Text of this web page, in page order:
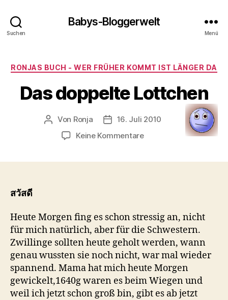
Suchen
Babys-Bloggerwelt
Menü
Kategorien
RONJAS BUCH - WER FRÜHER KOMMT IST LÄNGER DA
Das doppelte Lottchen
Beitragsautor
Von Ronja Veröffentlichungsdatum
16. Juli 2010
Keine Kommentarezu
สวัสดี
Heute Morgen fing es schon stressig an, nicht
für mich natürlich, aber für die Schwestern.
Zwillinge sollten heute geholt werden, wann
genau wussten sie noch nicht, war mal wieder
spannend. Mama hat mich heute Morgen
gewickelt,1640g waren es beim Wiegen und
weil ich jetzt schon groß bin, gibt es ab jetzt